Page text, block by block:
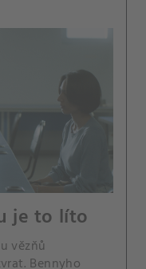
je to líto
vězňů
Bennyho